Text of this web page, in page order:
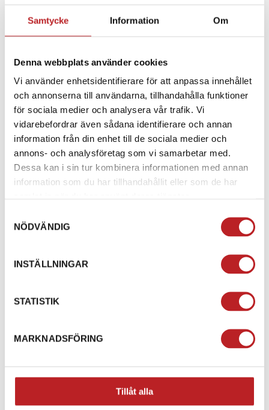
Samtycke Information Om
Denna webbplats använder cookies
Vi använder enhetsidentifierare för att anpassa innehållet
och annonserna till användarna, tillhandahålla funktioner
för sociala medier och analysera vår trafik. Vi
vidarebefordrar även sådana identifierare och annan
information från din enhet till de sociala medier och
annons- och analysföretag som vi samarbetar med.
Dessa kan i sin tur kombinera informationen med annan
information som du har tillhandahållit eller som de har
NÖDVÄNDIG
INSTÄLLNINGAR
STATISTIK
MARKNADSFÖRING
Tillåt alla
CE-KLASS AA:Ett superlätt tyg med hög hållfasthet
STRETCH:
gör den fantastisk för mer energisk typ
av körning.
4 YTTERFICKOR MED DRAGKEDJOR:bröstfickan
har interna krok, organiserare och putsduk för att
hålla visiret rent och torrt.
TRYCKKNAPPAR VID ÄRMSLUT.
KARDBORREBAND
KNOX-SIGNERADE SÄKERHETSBÄLTESHÄLLORför
ultralätt
tas på eller packas ned.